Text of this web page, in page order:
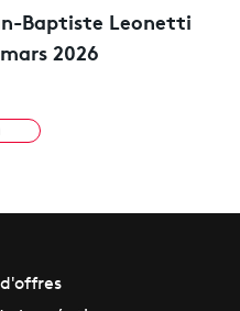
Baptiste Leonetti
2026